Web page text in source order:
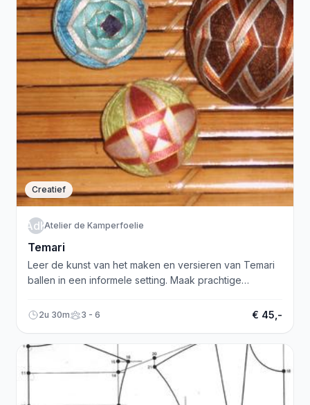
Creatief
AdKAtelier de Kamperfoelie
Temari
Leer de kunst van het maken en versieren van Temari
ballen in een informele setting. Maak prachtige
2u 30m 3 - 6 € 45,-